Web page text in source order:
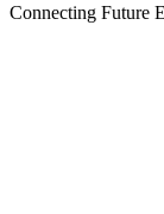
Connecting Future